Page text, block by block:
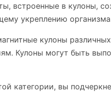
встроенные в кулоны,
укреплению
кулоны
Кулоны могут быть
категории, вы